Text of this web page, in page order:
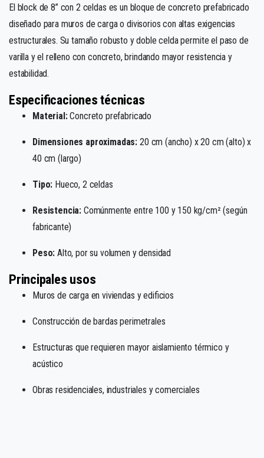
El block de 8” con 2 celdas es un bloque de concreto prefabricado
diseñado para muros de carga o divisorios con altas exigencias
estructurales. Su tamaño robusto y doble celda permite el paso de
varilla y el relleno con concreto, brindando mayor resistencia y
estabilidad.
Especificaciones técnicas
Material:Concreto prefabricado
Dimensiones aproximadas: 20 cm (ancho) x 20 cm (alto) x
40 cm (largo)
Tipo: Hueco, 2 celdas
Resistencia: Comúnmente entre 100 y 150 kg/cm² (según
fabricante)
Peso: Alto, por su volumen y densidad
Principales usos
Muros de carga en viviendas y edificios
Construcción de bardas perimetrales
Estructuras que requieren mayor aislamiento térmico y
acústico
Obras residenciales, industriales y comerciales